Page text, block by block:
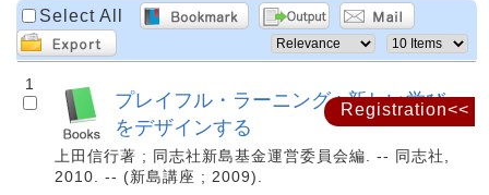
Registration<<
Select All
1
プレイフル・ラーニング : 新しい学び
をデザインする
上田信行著 ; 同志社新島基金運営委員会編. -- 同志社,
2010. -- (新島講座 ; 2009).